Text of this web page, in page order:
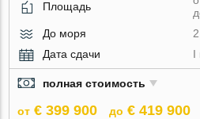
Площадь
До моря
Дата сдачи
I
полная стоимость
от € 399 900 до € 419 900